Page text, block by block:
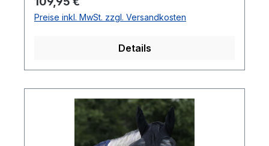
Preise inkl. MwSt. zzgl. Versandkosten
Details